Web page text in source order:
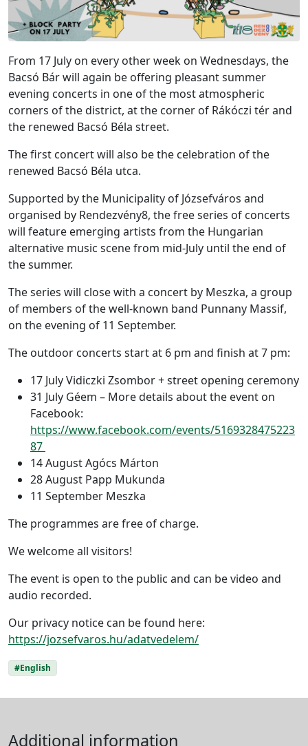
From 17 July on every other week on Wednesdays, the
Bacsó Bár will again be offering pleasant summer
evening concerts in one of the most atmospheric
corners of the district, at the corner of Rákóczi tér and
the renewed Bacsó Béla street.
The first concert will also be the celebration of the
renewed Bacsó Béla utca.
Supported by the Municipality of Józsefváros and
organised by Rendezvény8, the free series of concerts
will feature emerging artists from the Hungarian
alternative music scene from mid-July until the end of
the summer.
The series will close with a concert by Meszka, a group
of members of the well-known band Punnany Massif,
on the evening of 11 September.
The outdoor concerts start at 6 pm and finish at 7 pm:
17 July Vidiczki Zsombor + street opening ceremony
31 July Géem – More details about the event on
Facebook:
https://www.facebook.com/events/5169328475223
87
14 August Agócs Márton
28 August Papp Mukunda
11 September Meszka
The programmes are free of charge.
We welcome all visitors!
The event is open to the public and can be video and
audio recorded.
Our privacy notice can be found here:
https://jozsefvaros.hu/adatvedelem/
#English
Additional information